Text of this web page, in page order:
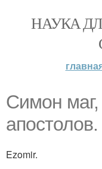
НАУКА
Симон маг,
апостолов.
Ezomir.